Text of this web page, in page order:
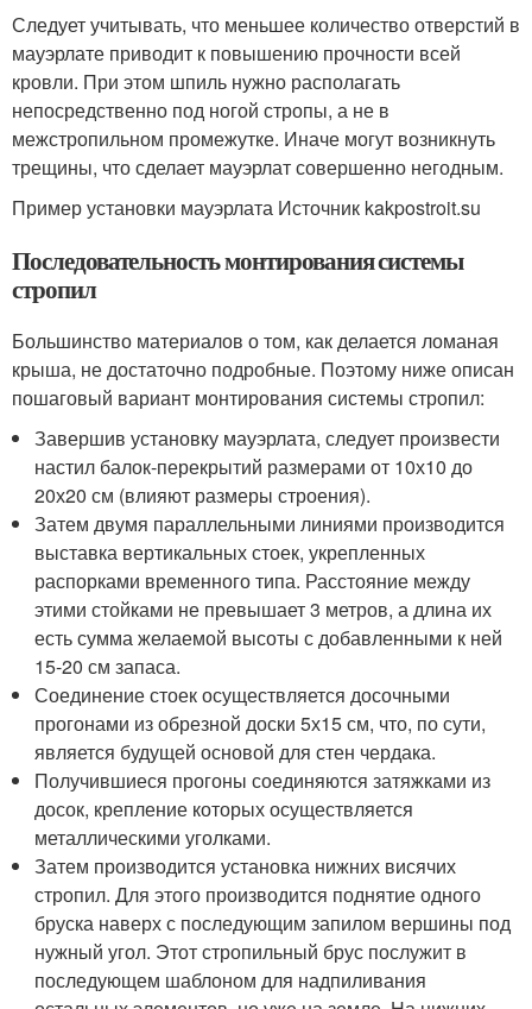
Следует учитывать, что меньшее количество отверстий в
мауэрлате приводит к повышению прочности всей
кровли. При этом шпиль нужно располагать
непосредственно под ногой стропы, а не в
межстропильном промежутке. Иначе могут возникнуть
трещины, что сделает мауэрлат совершенно негодным.
Пример установки мауэрлата Источник kakpostroit.su
Последовательность монтирования системы
стропил
Большинство материалов о том, как делается ломаная
крыша, не достаточно подробные. Поэтому ниже описан
пошаговый вариант монтирования системы стропил:
Завершив установку мауэрлата, следует произвести
настил балок-перекрытий размерами от 10х10 до
20х20 см (влияют размеры строения).
Затем двумя параллельными линиями производится
выставка вертикальных стоек, укрепленных
распорками временного типа. Расстояние между
этими стойками не превышает 3 метров, а длина их
есть сумма желаемой высоты с добавленными к ней
15-20 см запаса.
Соединение стоек осуществляется досочными
прогонами из обрезной доски 5х15 см, что, по сути,
является будущей основой для стен чердака.
Получившиеся прогоны соединяются затяжками из
досок, крепление которых осуществляется
металлическими уголками.
Затем производится установка нижних висячих
стропил. Для этого производится поднятие одного
бруска наверх с последующим запилом вершины под
нужный угол. Этот стропильный брус послужит в
последующем шаблоном для надпиливания